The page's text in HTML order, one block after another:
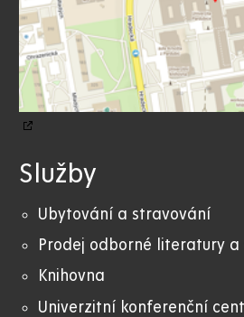
Služby
Ubytování a stravování
Prodej odborné literatury
Knihovna
Univerzitní konferenční